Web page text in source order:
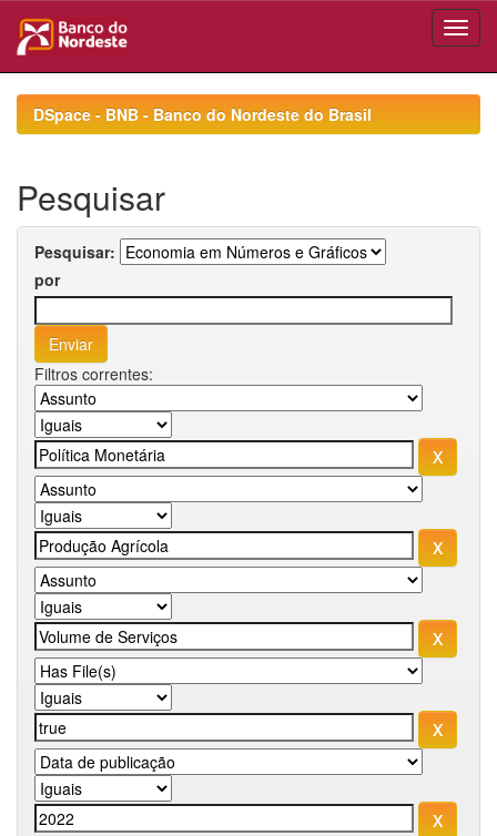
navigationDSpace - BNB - Banco do Nordeste do Brasil
Pesquisar
Pesquisar:
por
Filtros correntes: